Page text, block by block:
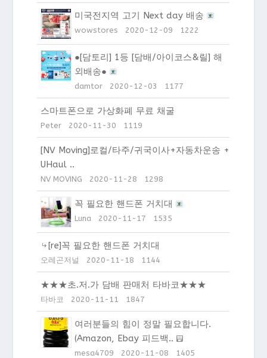
미국전지역 고기 Next day 배송
wowstores 2020-12-09 1222
●[담토리] 1등 [담배/아이코스&릴] 해
외배송●
damtor 2020-12-03 1177
스마트폰으로 가상화폐 무료 채굴
Peter 2020-11-30 1119
[NV Moving]로컬/타주/귀국이사+자동차운송 +
UHaul ..
NV MOVING 2020-11-28 1298
꼭 필요한 핸드폰 거치대
Luna 2020-11-17 1535
[re]꼭 필요한 핸드폰 거치대
오레곤저널 2020-11-18 1144
★★★초.저.가 담배 판매처 타바코★★★
타바코 2020-11-11 1847
여러분들의 힘이 정말 필요합니다.
(Amazon, Ebay 피드백..
mesa4709 2020-11-08 1405